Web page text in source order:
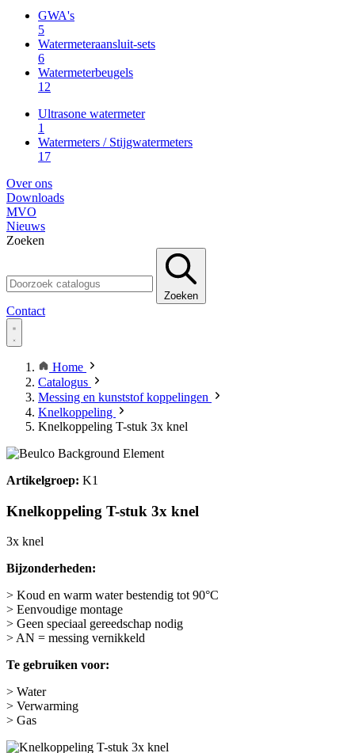
GWA's
5
Watermeteraansluit-sets
6
Watermeterbeugels
12
Ultrasone watermeter
1
Watermeters / Stijgwatermeters
17
Over ons
Downloads
MVO
Nieuws
Zoeken
Zoeken
Contact
Home
Catalogus
Messing en kunststof koppelingen
Knelkoppeling
Knelkoppeling T-stuk 3x knel
Artikelgroep: K1
Knelkoppeling T-stuk 3x knel
3x knel
Bijzonderheden:
> Koud en warm water bestendig tot 90°C
> Eenvoudige montage
> Geen speciaal gereedschap nodig
> AN = messing vernikkeld
Te gebruiken voor:
> Water
> Verwarming
> Gas